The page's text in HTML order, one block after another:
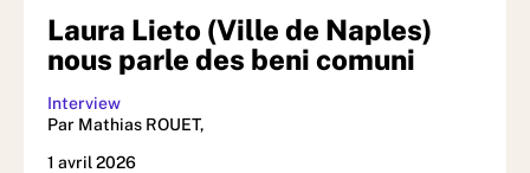
Laura Lieto (Ville de Naples)
nous parle des beni comuni
Interview
Par Mathias ROUET,
1 avril 2026